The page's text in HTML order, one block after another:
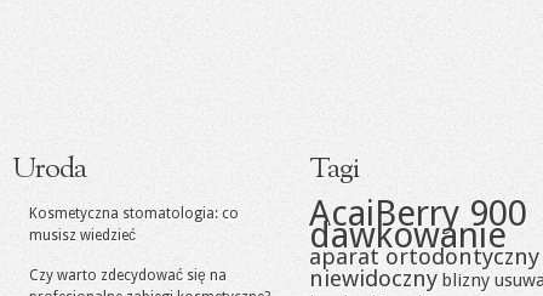
Uroda
Kosmetyczna stomatologia: co
musisz wiedzieć
Czy warto zdecydować się na
Tagi
AcaiBerry 900
dawkowanie
aparat ortodontyczny
niewidoczny blizny